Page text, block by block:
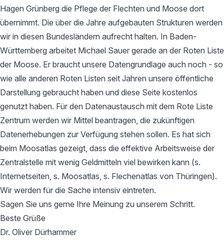
Hagen Grünberg die Pflege der Flechten und Moose dort
übernimmt. Die über die Jahre aufgebauten Strukturen werden
wir in diesen Bundesländern aufrecht halten. In Baden-
Württemberg arbeitet Michael Sauer gerade an der Roten Liste
der Moose. Er braucht unsere Datengrundlage auch noch - so
wie alle anderen Roten Listen seit Jahren unsere öffentliche
Darstellung gebraucht haben und diese Seite kostenlos
genutzt haben. Für den Datenaustausch mit dem Rote Liste
Zentrum werden wir Mittel beantragen, die zukünftigen
Datenerhebungen zur Verfügung stehen sollen. Es hat sich
beim Moosatlas gezeigt, dass die effektive Arbeitsweise der
Zentralstelle mit wenig Geldmitteln viel bewirken kann (s.
Internetseiten, s. Moosatlas, s. Flechenatlas von Thüringen).
Wir werden für die Sache intensiv eintreten.
Sagen Sie uns gerne Ihre Meinung zu unserem Schritt.
Beste Grüße
Dr. Oliver Dürhammer